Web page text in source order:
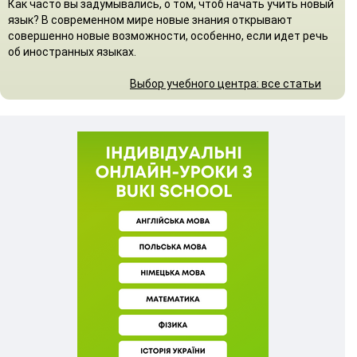
Как часто вы задумывались, о том, чтоб начать учить новый
язык? В современном мире новые знания открывают
совершенно новые возможности, особенно, если идет речь
об иностранных языках.
Выбор учебного центра: все статьи